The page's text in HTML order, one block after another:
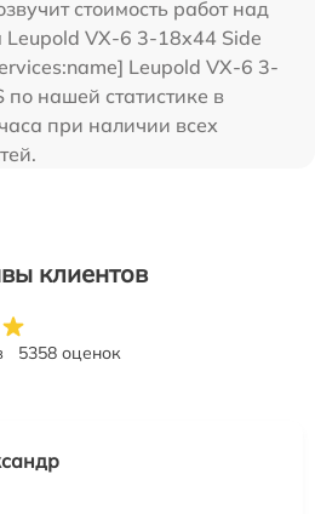
стоимость работ над
Leupold VX-6 3-18x44 Side
Leupold VX-6 3-
по нашей статистике в
при наличии всех
клиентов
5358 оценок